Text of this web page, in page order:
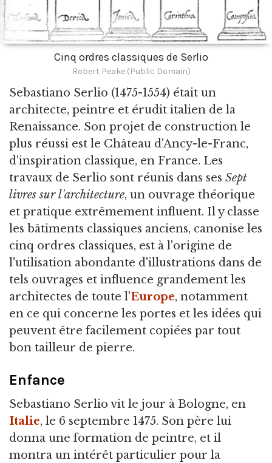
Cinq ordres classiques de Serlio
Robert Peake (Public Domain)
Sebastiano Serlio (1475-1554) était un
architecte, peintre et érudit italien de la
Renaissance. Son projet de construction le
plus réussi est le Château d'Ancy-le-Franc,
d'inspiration classique, en France. Les
travaux de Serlio sont réunis dans ses Sept
livres sur l'architecture, un ouvrage théorique
et pratique extrêmement influent. Il y classe
les bâtiments classiques anciens, canonise les
cinq ordres classiques, est à l'origine de
l'utilisation abondante d'illustrations dans de
tels ouvrages et influence grandement les
architectes de toute l'Europe, notamment
en ce qui concerne les portes et les idées qui
peuvent être facilement copiées par tout
bon tailleur de pierre.
Enfance
Sebastiano Serlio vit le jour à Bologne, en
Italie, le 6 septembre 1475. Son père lui
donna une formation de peintre, et il
montra un intérêt particulier pour la